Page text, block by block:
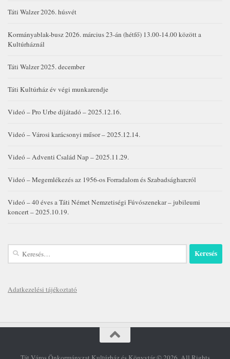
Táti Walzer 2026. húsvét
Kormányablak-busz 2026. március 23-án (hétfő) 13.00-14.00 között a
Kultúrháznál
Táti Walzer 2025. december
Táti Kultúrház év végi munkarendje
Videó – Pro Urbe díjátadó – 2025.12.16.
Videó – Városi karácsonyi műsor – 2025.12.14.
Videó – Adventi Család Nap – 2025.11.29.
Videó – Megemlékezés az 1956-os Forradalom és Szabadságharcról
Videó – 40 éves a Táti Német Nemzetiségi Fúvószenekar – jubileumi
koncert – 2025.10.19.
Keresés:
Adatkezelési tájékoztató